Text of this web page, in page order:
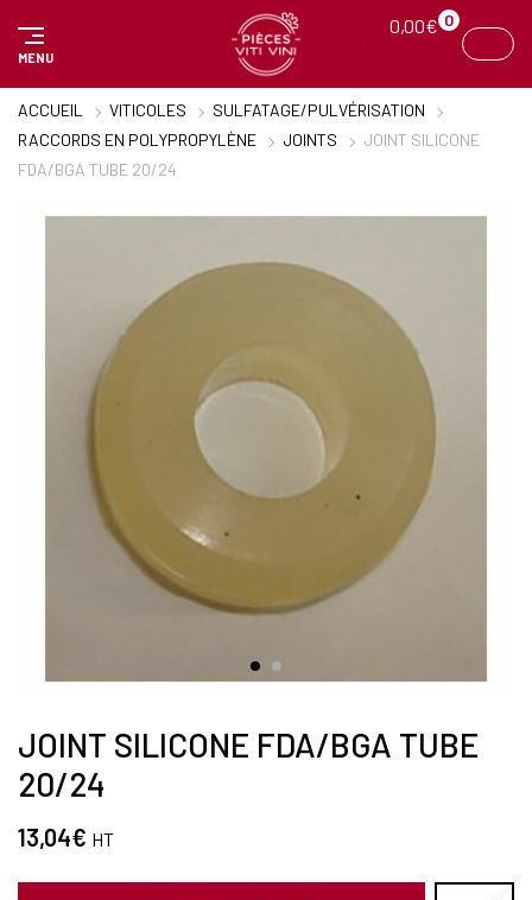
MENU
0,00€ 0
ACCUEIL VITICOLES
SULFATAGE/PULVÉRISATION
RACCORDS EN POLYPROPYLÈNE
JOINTS
JOINT SILICONE
FDA/BGA TUBE 20/24
JOINT SILICONE FDA/BGA TUBE
20/24
13,04€ HT
Panneau de gestion des cookies